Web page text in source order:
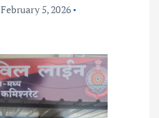
February 5, 2026